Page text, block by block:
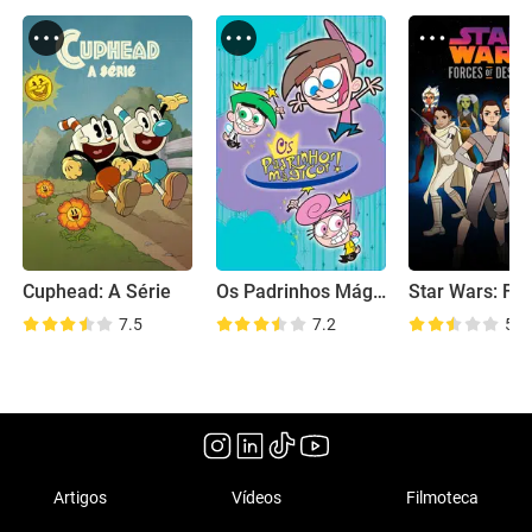
Cuphead: A Série
7.5
Os Padrinhos Mágicos
7.2 5.4
Artigos Vídeos Filmoteca